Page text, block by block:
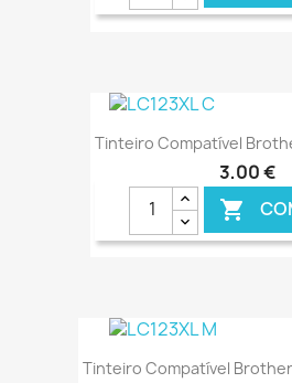
Tinteiro Compatível
3,00 €

Tinteiro Compatível